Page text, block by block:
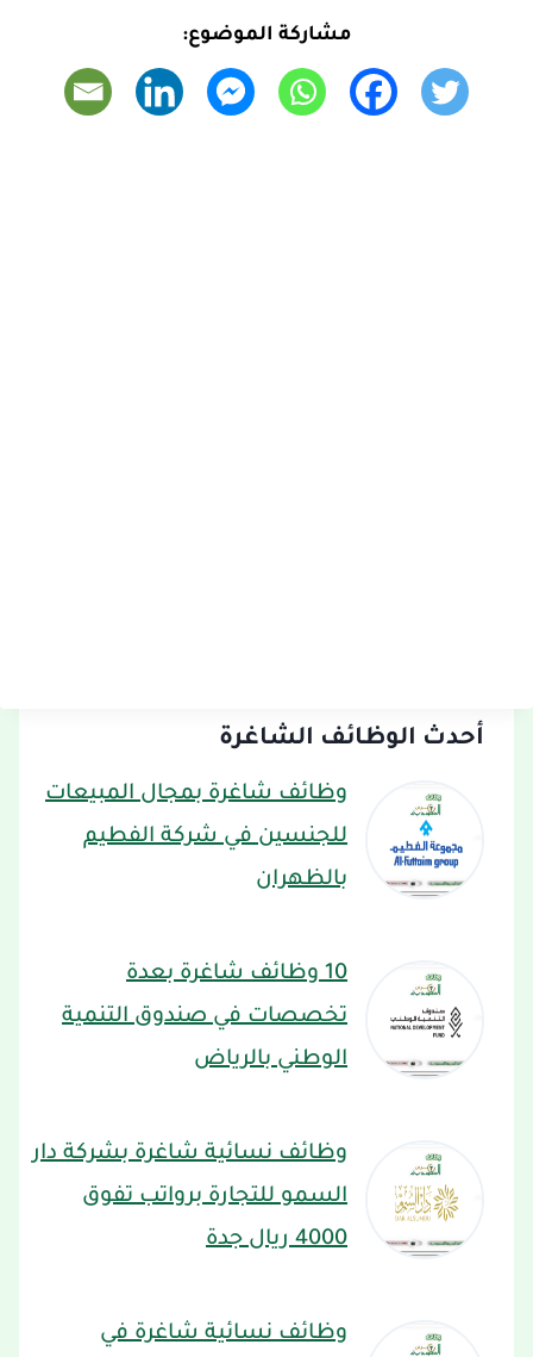
مشاركة الموضوع:
أحدث الوظائف الشاغرة
وظائف شاغرة بمجال المبيعات
للجنسين في شركة الفطيم
بالظهران
10 وظائف شاغرة بعدة
تخصصات في صندوق التنمية
الوطني بالرياض
وظائف نسائية شاغرة بشركة دار
السمو للتجارة برواتب تفوق
4000 ريال جدة
وظائف نسائية شاغرة في